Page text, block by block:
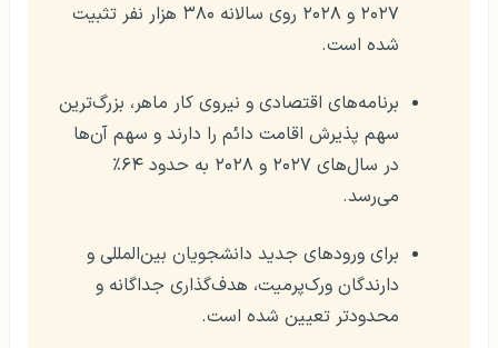
۲۰۲۷ و ۲۰۲۸ روی سالانه ۳۸۰ هزار نفر تثبیت
شده است.
برنامه‌های اقتصادی و نیروی کار ماهر، بزرگ‌ترین
سهم پذیرش اقامت دائم را دارند و سهم آن‌ها
در سال‌های ۲۰۲۷ و ۲۰۲۸ به حدود ۶۴٪
می‌رسد.
برای ورودهای جدید دانشجویان بین‌المللی و
دارندگان ورک‌پرمیت، هدف‌گذاری جداگانه و
محدودتر تعیین شده است.